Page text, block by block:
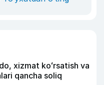
xizmat koʻrsatish va
qancha soliq